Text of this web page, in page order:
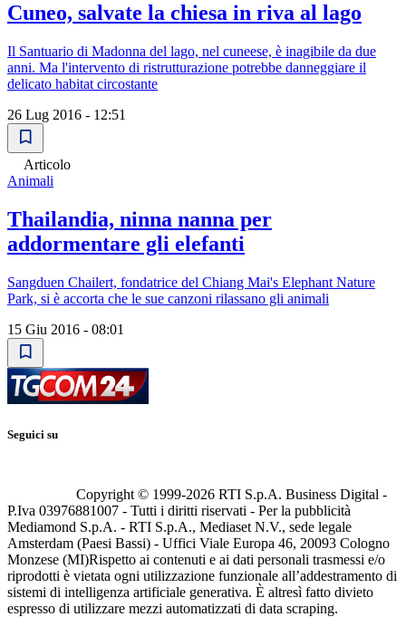
Cuneo, salvate la chiesa in riva al lago
Il Santuario di Madonna del lago, nel cuneese, è inagibile da due
anni. Ma l'intervento di ristrutturazione potrebbe danneggiare il
delicato habitat circostante
26 Lug 2016 - 12:51
Articolo
Animali
Thailandia, ninna nanna per
addormentare gli elefanti
Sangduen Chailert, fondatrice del Chiang Mai's Elephant Nature
Park, si è accorta che le sue canzoni rilassano gli animali
15 Giu 2016 - 08:01
Seguici su
Copyright © 1999-2026 RTI S.p.A. Business Digital -
P.Iva 03976881007 - Tutti i diritti riservati - Per la pubblicità
Mediamond S.p.A. - RTI S.p.A., Mediaset N.V., sede legale
Amsterdam (Paesi Bassi) - Uffici Viale Europa 46, 20093 Cologno
Monzese (MI)Rispetto ai contenuti e ai dati personali trasmessi e/o
riprodotti è vietata ogni utilizzazione funzionale all’addestramento di
sistemi di intelligenza artificiale generativa. È altresì fatto divieto
espresso di utilizzare mezzi automatizzati di data scraping.